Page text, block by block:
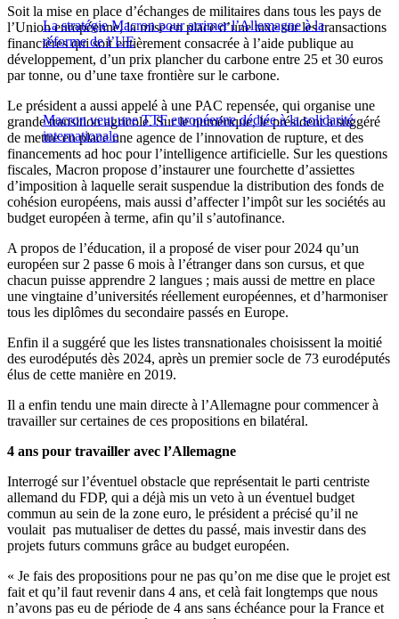
La stratégie Macron pour arrimer l’Allemagne à la
réforme de l’UE
Soit la mise en place d’échanges de militaires dans tous les pays de
l’Union européenne, la mise en place d’une taxe sur les transactions
financières qui soit entièrement consacrée à l’aide publique au
développement, d’un prix plancher du carbone entre 25 et 30 euros
par tonne, ou d’une taxe frontière sur le carbone.
Macron veut une TTF européenne dédiée à la solidarité
internationale
Le président a aussi appelé à une PAC repensée, qui organise une
grande transition agricole. Sur le numérique, le président a suggéré
de mettre en place une agence de l’innovation de rupture, et des
financements ad hoc pour l’intelligence artificielle. Sur les questions
fiscales, Macron propose d’instaurer une fourchette d’assiettes
d’imposition à laquelle serait suspendue la distribution des fonds de
cohésion européens, mais aussi d’affecter l’impôt sur les sociétés au
budget européen à terme, afin qu’il s’autofinance.
A propos de l’éducation, il a proposé de viser pour 2024 qu’un
européen sur 2 passe 6 mois à l’étranger dans son cursus, et que
chacun puisse apprendre 2 langues ; mais aussi de mettre en place
une vingtaine d’universités réellement européennes, et d’harmoniser
tous les diplômes du secondaire passés en Europe.
Enfin il a suggéré que les listes transnationales choisissent la moitié
des eurodéputés dès 2024, après un premier socle de 73 eurodéputés
élus de cette manière en 2019.
Il a enfin tendu une main directe à l’Allemagne pour commencer à
travailler sur certaines de ces propositions en bilatéral.
4 ans pour travailler avec l’Allemagne
Interrogé sur l’éventuel obstacle que représentait le parti centriste
allemand du FDP, qui a déjà mis un veto à un éventuel budget
commun au sein de la zone euro, le président a précisé qu’il ne
voulait pas mutualiser de dettes du passé, mais investir dans des
projets futurs communs grâce au budget européen.
« Je fais des propositions pour ne pas qu’on me dise que le projet est
fait et qu’il faut revenir dans 4 ans, et celà fait longtemps que nous
n’avons pas eu de période de 4 ans sans échéance pour la France et